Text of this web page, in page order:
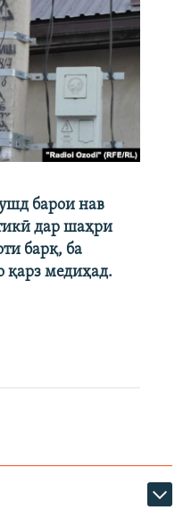
барои нав
дар шаҳри
барқ, ба
қарз медиҳад.